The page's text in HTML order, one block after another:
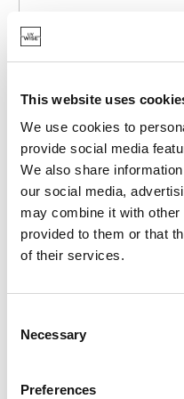
This website uses
We use cookies to
provide social media
We also share
our social media,
may combine it with other
provided to them or that
of their services.
Selection
Necessary
Preferences
RAY-0025-115
BEURRIER EN VERRE
24,95 €
EN STOCK
NOUVEAU